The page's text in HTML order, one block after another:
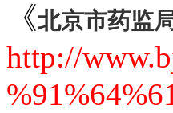
《北京市药监
http://